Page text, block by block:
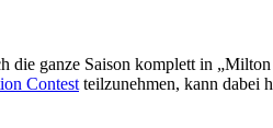
die ganze Saison komplett in
Contest teilzunehmen, kann dabei